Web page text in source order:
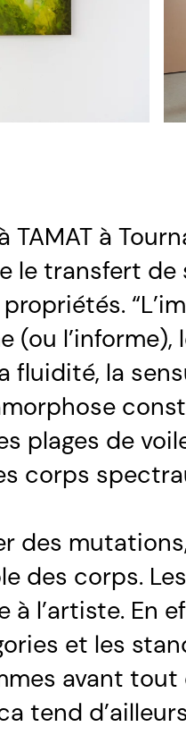
TAMAT à
le transfert
(ou
fluidité, la
plages de
corps
des
des corps.
à l’artiste. En
et les
avant
tend